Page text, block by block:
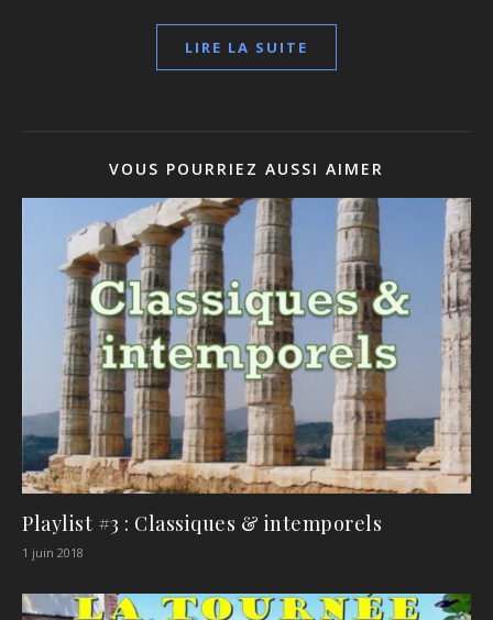
LIRE LA SUITE
VOUS POURRIEZ AUSSI AIMER
Playlist #3 : Classiques & intemporels
1 juin 2018